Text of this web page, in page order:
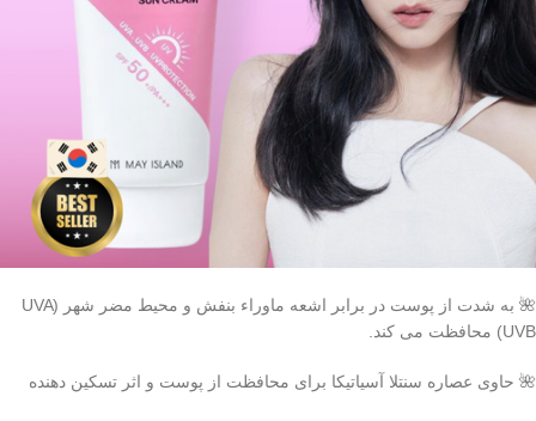
🌺 به شدت از پوست در برابر اشعه ماوراء بنفش و محیط مضر شهر (UVA
UVB) محافظت می کند.
🌺 حاوی عصاره سنتلا آسیاتیکا برای محافظت از پوست و اثر تسکین دهنده